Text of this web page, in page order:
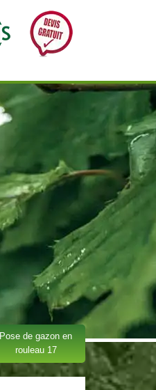
Pose de gazon en
rouleau 17